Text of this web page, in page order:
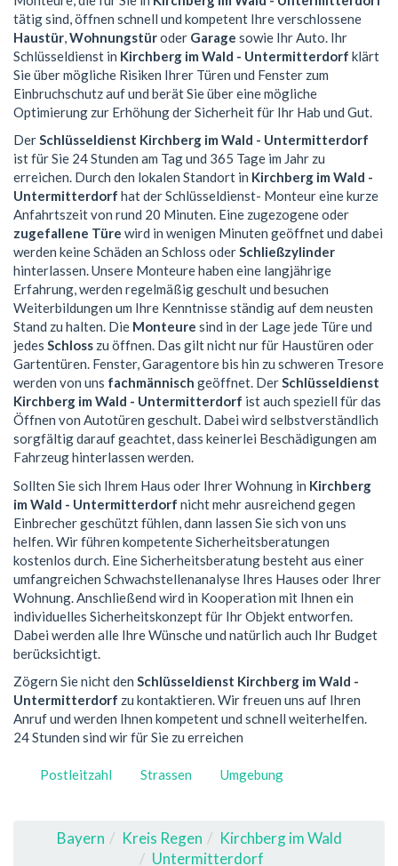
tätig sind, öffnen schnell und kompetent Ihre verschlossene
Haustür,Wohnungstüroder Garage sowie Ihr Auto. Ihr
Schlüsseldienst in Kirchberg im Wald - Untermitterdorf klärt
Sie über mögliche Risiken Ihrer Türen und Fenster zum
Einbruchschutz auf und berät Sie über eine mögliche
Optimierung zur Erhöhung der Sicherheit für Ihr Hab und Gut.
DerSchlüsseldienst Kirchberg im Wald - Untermitterdorf
ist für Sie 24 Stunden am Tag und 365 Tage im Jahr zu
erreichen. Durch den lokalen Standort in Kirchberg im Wald -
Untermitterdorf hat der Schlüsseldienst- Monteur eine kurze
Anfahrtszeit von rund 20 Minuten. Eine zugezogene oder
zugefallene Türe wird in wenigen Minuten geöffnet und dabei
werden keine Schäden an Schloss oderSchließzylinder
hinterlassen. Unsere Monteure haben eine langjährige
Erfahrung, werden regelmäßig geschult und besuchen
Weiterbildungen um Ihre Kenntnisse ständig auf dem neusten
Stand zu halten. Die Monteure sind in der Lage jede Türe und
jedes Schloss zu öffnen. Das gilt nicht nur für Haustüren oder
Gartentüren. Fenster, Garagentore bis hin zu schweren Tresore
werden von uns fachmännisch geöffnet. DerSchlüsseldienst
Kirchberg im Wald - Untermitterdorf ist auch speziell für das
Öffnen von Autotüren geschult. Dabei wird selbstverständlich
sorgfältig darauf geachtet, dass keinerlei Beschädigungen am
Fahrzeug hinterlassen werden.
Sollten Sie sich Ihrem Haus oder Ihrer Wohnung in Kirchberg
im Wald - Untermitterdorf nicht mehr ausreichend gegen
Einbrecher geschützt fühlen, dann lassen Sie sich von uns
helfen. Wir führen kompetente Sicherheitsberatungen
kostenlos durch. Eine Sicherheitsberatung besteht aus einer
umfangreichen Schwachstellenanalyse Ihres Hauses oder Ihrer
Wohnung. Anschließend wird in Kooperation mit Ihnen ein
individuelles Sicherheitskonzept für Ihr Objekt entworfen.
Dabei werden alle Ihre Wünsche und natürlich auch Ihr Budget
berücksichtigt.
Zögern Sie nicht den Schlüsseldienst Kirchberg im Wald -
Untermitterdorf zu kontaktieren. Wir freuen uns auf Ihren
Anruf und werden Ihnen kompetent und schnell weiterhelfen.
24 Stunden sind wir für Sie zu erreichen
Postleitzahl Strassen Umgebung
Bayern Kreis Regen
Kirchberg im Wald
Untermitterdorf